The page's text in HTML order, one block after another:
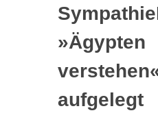
»Ägypten
aufgelegt